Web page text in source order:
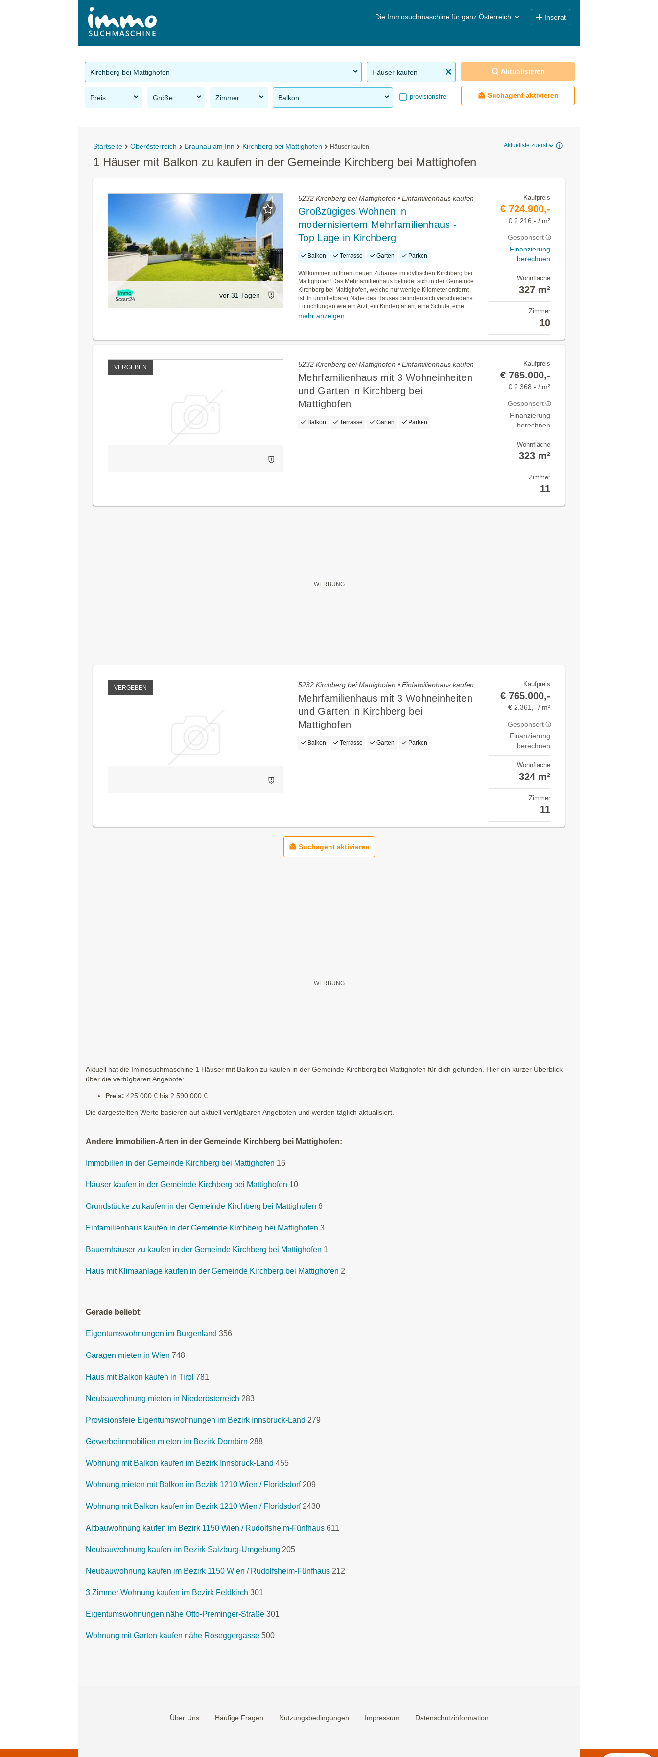
Die Immosuchmaschine für ganz Österreich Inserat
Kirchberg bei Mattighofen Häuser kaufen
Preis Größe Zimmer Balkon provisionsfrei
Aktualisieren
Suchagent aktivieren
Startseite Oberösterreich Braunau am Inn Kirchberg bei Mattighofen Häuser kaufen Aktuellste zuerst
1 Häuser mit Balkon zu kaufen in der Gemeinde Kirchberg bei Mattighofen
vor 31 Tagen
5232 Kirchberg bei Mattighofen • Einfamilienhaus kaufen
Großzügiges Wohnen in
modernisiertem Mehrfamilienhaus -
Top Lage in Kirchberg
Balkon Terrasse Garten Parken
Willkommen in Ihrem neuen Zuhause im idyllischen Kirchberg bei
Mattighofen! Das Mehrfamilienhaus befindet sich in der Gemeinde
Kirchberg bei Mattighofen, welche nur wenige Kilometer entfernt
ist. In unmittelbarer Nähe des Hauses befinden sich verschiedene
Einrichtungen wie ein Arzt, ein Kindergarten, eine Schule, eine...
mehr anzeigen
Kaufpreis
€ 724.900,-
€ 2.216,- / m²
Gesponsert
Finanzierung
berechnen
Wohnfläche
327 m²
Zimmer
10
VERGEBEN 5232 Kirchberg bei Mattighofen • Einfamilienhaus kaufen
Mehrfamilienhaus mit 3 Wohneinheiten
und Garten in Kirchberg bei
Mattighofen
Balkon Terrasse Garten Parken
Kaufpreis
€ 765.000,-
€ 2.368,- / m²
Gesponsert
Finanzierung
berechnen
Wohnfläche
323 m²
Zimmer
11
VERGEBEN 5232 Kirchberg bei Mattighofen • Einfamilienhaus kaufen
Mehrfamilienhaus mit 3 Wohneinheiten
und Garten in Kirchberg bei
Mattighofen
Balkon Terrasse Garten Parken
Kaufpreis
€ 765.000,-
€ 2.361,- / m²
Gesponsert
Finanzierung
berechnen
Wohnfläche
324 m²
Zimmer
11
Suchagent aktivieren
Aktuell hat die Immosuchmaschine 1 Häuser mit Balkon zu kaufen in der Gemeinde Kirchberg bei Mattighofen für dich gefunden. Hier ein kurzer Überblick
über die verfügbaren Angebote:
Preis: 425.000 € bis 2.590.000 €
Die dargestellten Werte basieren auf aktuell verfügbaren Angeboten und werden täglich aktualisiert.
Andere Immobilien-Arten in der Gemeinde Kirchberg bei Mattighofen:
Immobilien in der Gemeinde Kirchberg bei Mattighofen 16
Häuser kaufen in der Gemeinde Kirchberg bei Mattighofen 10
Grundstücke zu kaufen in der Gemeinde Kirchberg bei Mattighofen 6
Einfamilienhaus kaufen in der Gemeinde Kirchberg bei Mattighofen 3
Bauernhäuser zu kaufen in der Gemeinde Kirchberg bei Mattighofen 1
Haus mit Klimaanlage kaufen in der Gemeinde Kirchberg bei Mattighofen 2
Gerade beliebt:
Eigentumswohnungen im Burgenland 356
Garagen mieten in Wien 748
Haus mit Balkon kaufen in Tirol 781
Neubauwohnung mieten in Niederösterreich 283
Provisionsfeie Eigentumswohnungen im Bezirk Innsbruck-Land 279
Gewerbeimmobilien mieten im Bezirk Dornbirn 288
Wohnung mit Balkon kaufen im Bezirk Innsbruck-Land 455
Wohnung mieten mit Balkon im Bezirk 1210 Wien / Floridsdorf 209
Wohnung mit Balkon kaufen im Bezirk 1210 Wien / Floridsdorf 2430
Altbauwohnung kaufen im Bezirk 1150 Wien / Rudolfsheim-Fünfhaus 611
Neubauwohnung kaufen im Bezirk Salzburg-Umgebung 205
Neubauwohnung kaufen im Bezirk 1150 Wien / Rudolfsheim-Fünfhaus 212
3 Zimmer Wohnung kaufen im Bezirk Feldkirch 301
Eigentumswohnungen nähe Otto-Preminger-Straße 301
Wohnung mit Garten kaufen nähe Roseggergasse 500
Über Uns Häufige Fragen Nutzungsbedingungen Impressum Datenschutzinformation